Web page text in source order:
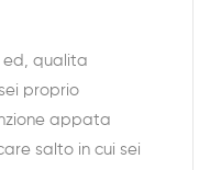
ed, qualita
proprio
appata
salto in cui sei